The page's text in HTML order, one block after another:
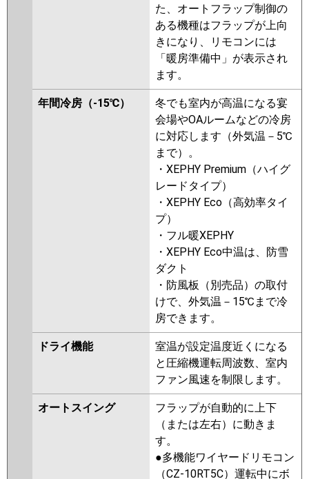
た、オートフラップ制御の
ある機種はフラップが上向
きになり、リモコンには
「暖房準備中」が表示され
ます。
年間冷房（-15℃）
冬でも室内が高温になる宴
会場やOAルームなどの冷房
に対応します（外気温－5℃
まで）。
・XEPHY Premium（ハイグ
レードタイプ）
・XEPHY Eco（高効率タイ
プ）
・フル暖XEPHY
・XEPHY Eco中温は、防雪
ダクト
・防風板（別売品）の取付
けで、外気温－15℃まで冷
房できます。
ドライ機能
室温が設定温度近くになる
と圧縮機運転周波数、室内
ファン風速を制限します。
オートスイング
フラップが自動的に上下
（または左右）に動きま
す。
●多機能ワイヤードリモコン
（CZ-10RT5C）運転中にボ